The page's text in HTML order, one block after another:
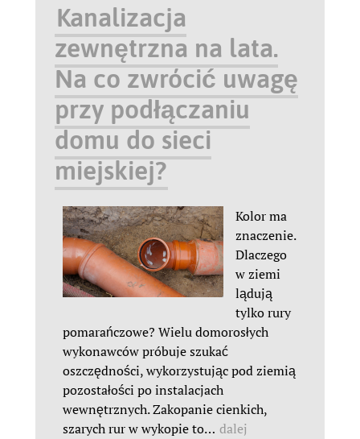
Kanalizacja
zewnętrzna na lata.
Na co zwrócić uwagę
przy podłączaniu
domu do sieci
miejskiej?
Kolor ma
znaczenie.
Dlaczego
w ziemi
lądują
tylko rury
pomarańczowe? Wielu domorosłych
wykonawców próbuje szukać
oszczędności, wykorzystując pod ziemią
pozostałości po instalacjach
wewnętrznych. Zakopanie cienkich,
szarych rur w wykopie to… dalej